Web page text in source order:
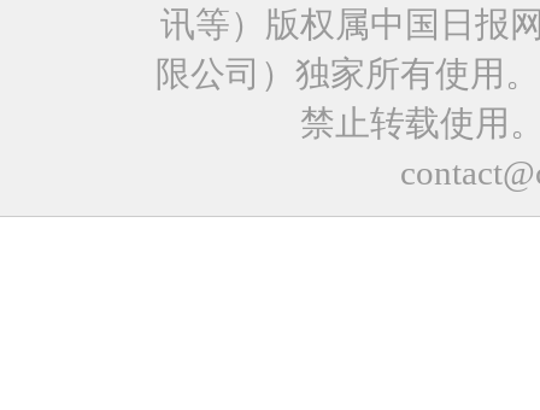
讯等）版权属中国日报
限公司）独家所有使用
禁止转载使用